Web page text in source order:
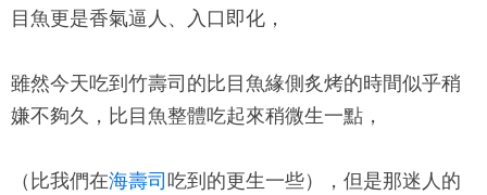
目魚更是香氣逼人、入口即化，
雖然今天吃到竹壽司的比目魚緣側炙烤的時間似乎稍
嫌不夠久，比目魚整體吃起來稍微生一點，
（比我們在海壽司吃到的更生一些），但是那迷人的